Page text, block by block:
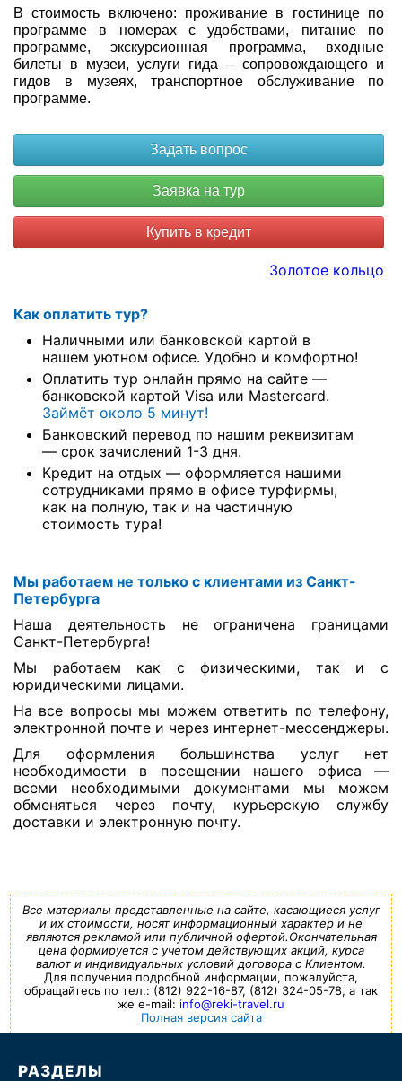
В стоимость включено: проживание в гостинице по
программе в номерах с удобствами, питание по
программе, экскурсионная программа, входные
билеты в музеи, услуги гида – сопровождающего и
гидов в музеях, транспортное обслуживание по
программе.
Купить в кредит
Золотое кольцо
Как оплатить тур?
Наличными или банковской картой в
нашем уютном офисе. Удобно и комфортно!
Оплатить тур онлайн прямо на сайте —
банковской картой Visa или Mastercard.
Займёт около 5 минут!
Банковский перевод по нашим реквизитам
— срок зачислений 1-3 дня.
Кредит на отдых — оформляется нашими
сотрудниками прямо в офисе турфирмы,
как на полную, так и на частичную
стоимость тура!
Мы работаем не только с клиентами из Санкт-
Петербурга
Наша деятельность не ограничена границами
Санкт-Петербурга!
Мы работаем как с физическими, так и с
юридическими лицами.
На все вопросы мы можем ответить по телефону,
электронной почте и через интернет-мессенджеры.
Для оформления большинства услуг нет
необходимости в посещении нашего офиса —
всеми необходимыми документами мы можем
обменяться через почту, курьерскую службу
доставки и электронную почту.
Все материалы представленные на сайте, касающиеся услуг
и их стоимости, носят информационный характер и не
являются рекламой или публичной офертой.Окончательная
цена формируется с учетом действующих акций, курса
валют и индивидуальных условий договора с Клиентом.
Для получения подробной информации, пожалуйста,
обращайтесь по тел.: (812) 922-16-87, (812) 324-05-78, а так
же e-mail: info@reki-travel.ru
Полная версия сайта
РАЗДЕЛЫ